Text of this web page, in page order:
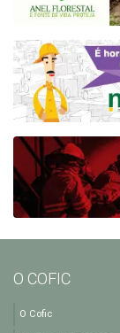
O COFIC
O Cofic